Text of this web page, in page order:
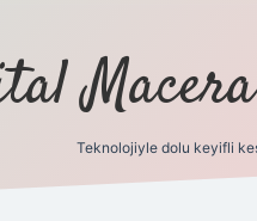
Teknolojiyle dolu keyifli